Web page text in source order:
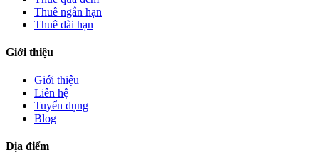
Thuê ngắn hạn
Thuê dài hạn
Giới thiệu
Giới thiệu
Liên hệ
Tuyển dụng
Blog
Địa điểm